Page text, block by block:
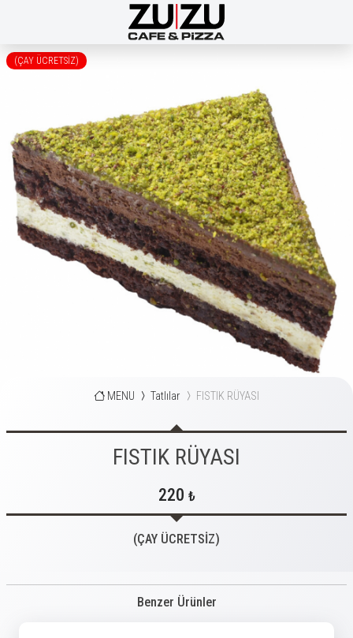
(ÇAY ÜCRETSİZ)
MENU Tatlılar FISTIK RÜYASI
FISTIK RÜYASI
220 ₺
(ÇAY ÜCRETSİZ)
Benzer Ürünler